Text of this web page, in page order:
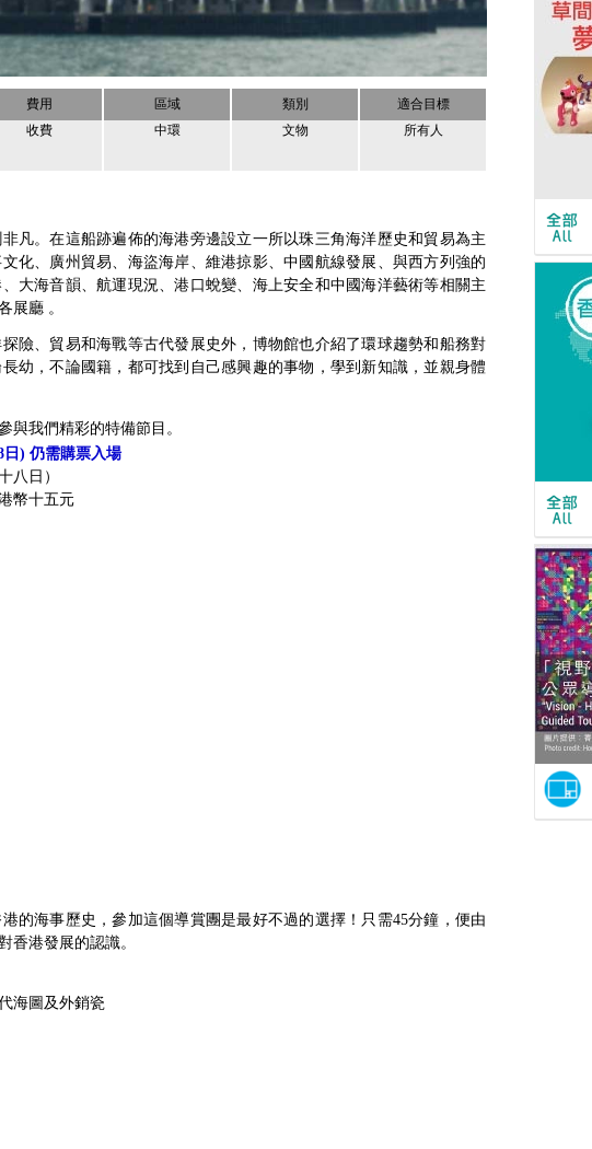
費用
收費
區域
中環
類別
文物
適合目標
所有人
凡。在這船跡遍佈的海港旁邊設立一所以珠三角海洋歷史和貿易為主
化、廣州貿易、海盜海岸、維港掠影、中國航線發展、與西方列強的
大海音韻、航運現況、港口蛻變、海上安全和中國海洋藝術等相關主
展廳 。
險、貿易和海戰等古代發展史外，博物館也介紹了環球趨勢和船務對
幼，不論國籍，都可找到自己感興趣的事物，學到新知識，並親身體
與我們精彩的特備節目。
日) 仍需購票入場
八日）
幣十五元
的海事歷史，參加這個導賞團是最好不過的選擇！只需45分鐘，便由
香港發展的認識。
海圖及外銷瓷